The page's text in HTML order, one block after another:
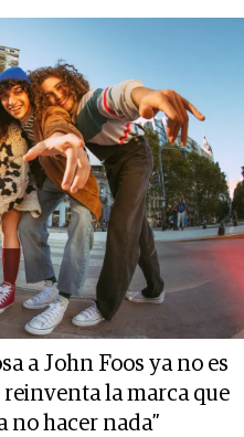
a John Foos ya no es
la marca que
no hacer nada”